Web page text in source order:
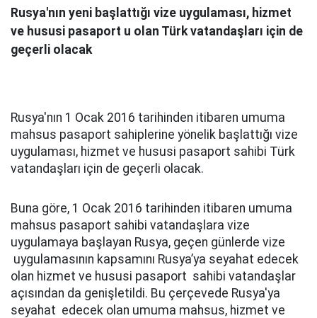
Rusya'nın yeni başlattığı vize uygulaması, hizmet
ve hususi pasaport u olan Türk vatandaşları için de
geçerli olacak
Rusya'nın 1 Ocak 2016 tarihinden itibaren umuma
mahsus pasaport sahiplerine yönelik başlattığı vize
uygulaması, hizmet ve hususi pasaport sahibi Türk
vatandaşları için de geçerli olacak.
Buna göre, 1 Ocak 2016 tarihinden itibaren umuma
mahsus pasaport sahibi vatandaşlara vize
uygulamaya başlayan Rusya, geçen günlerde vize
uygulamasının kapsamını Rusya’ya seyahat edecek
olan hizmet ve hususi pasaport sahibi vatandaşlar
açısından da genişletildi. Bu çerçevede Rusya'ya
seyahat edecek olan umuma mahsus, hizmet ve